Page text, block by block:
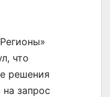
что
решения
на запрос